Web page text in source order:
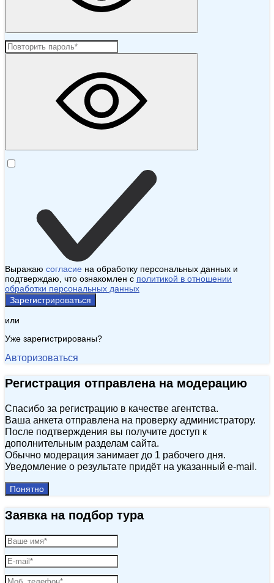
Выражаю согласие на обработку персональных данных и
подтверждаю, что ознакомлен с политикой в отношении
обработки персональных данных
Зарегистрироваться
или
Уже зарегистрированы?
Авторизоваться
Регистрация отправлена на модерацию
Спасибо за регистрацию в качестве агентства.
Ваша анкета отправлена на проверку администратору.
После подтверждения вы получите доступ к
дополнительным разделам сайта.
Обычно модерация занимает до 1 рабочего дня.
Уведомление о результате придёт на указанный e‑mail.
Понятно
Заявка на подбор тура